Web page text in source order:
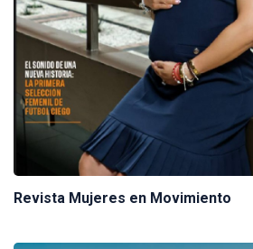
Revista Mujeres en Movimiento